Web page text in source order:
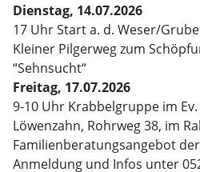
Dienstag, 14.07.2026
17 Uhr Start a. d. Weser/
Kleiner Pilgerweg zum
“Sehnsucht“
Freitag, 17.07.2026
9-10 Uhr Krabbelgruppe im
Löwenzahn, Rohrweg 38, im
Familienberatungsangebot
Anmeldung und Infos unter